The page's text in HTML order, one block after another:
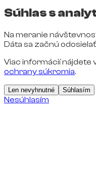
Súhlas s
Na meranie
Dáta sa začnú
Viac informácií nájdete
ochrany súkromia.
Len nevyhnutné Súhlasím
Nesúhlasím